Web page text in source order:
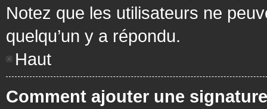
Notez que les utilisateurs ne
quelqu’un y a répondu.
Haut
Comment ajouter une